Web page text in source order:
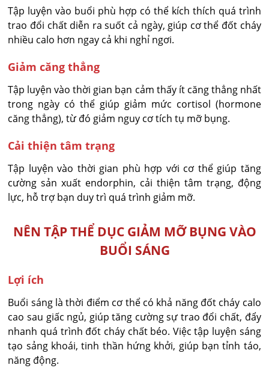
Tập luyện vào buổi phù hợp có thể kích thích quá trình
trao đổi chất diễn ra suốt cả ngày, giúp cơ thể đốt cháy
nhiều calo hơn ngay cả khi nghỉ ngơi.
Giảm căng thẳng
Tập luyện vào thời gian bạn cảm thấy ít căng thẳng nhất
trong ngày có thể giúp giảm mức cortisol (hormone
căng thẳng), từ đó giảm nguy cơ tích tụ mỡ bụng.
Cải thiện tâm trạng
Tập luyện vào thời gian phù hợp với cơ thể giúp tăng
cường sản xuất endorphin, cải thiện tâm trạng, động
lực, hỗ trợ bạn duy trì quá trình giảm mỡ.
NÊN TẬP THỂ DỤC GIẢM MỠ BỤNG VÀO
BUỔI SÁNG
Lợi ích
Buổi sáng là thời điểm cơ thể có khả năng đốt cháy calo
cao sau giấc ngủ, giúp tăng cường sự trao đổi chất, đẩy
nhanh quá trình đốt cháy chất béo. Việc tập luyện sáng
tạo sảng khoái, tinh thần hứng khởi, giúp bạn tỉnh táo,
năng động.